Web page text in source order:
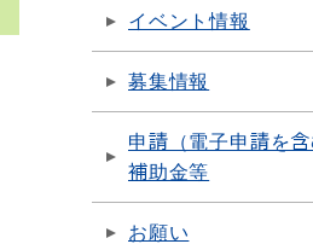
イベント情報
募集情報
申請（電子申請を含
補助金等
お願い